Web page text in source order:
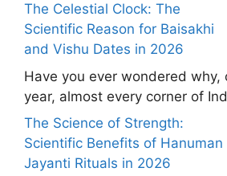
The Celestial Clock: The
Scientific Reason for Baisakhi
and Vishu Dates in 2026
Have you ever wondered why,
year, almost every corner of
The Science of Strength:
Scientific Benefits of Hanuman
Jayanti Rituals in 2026